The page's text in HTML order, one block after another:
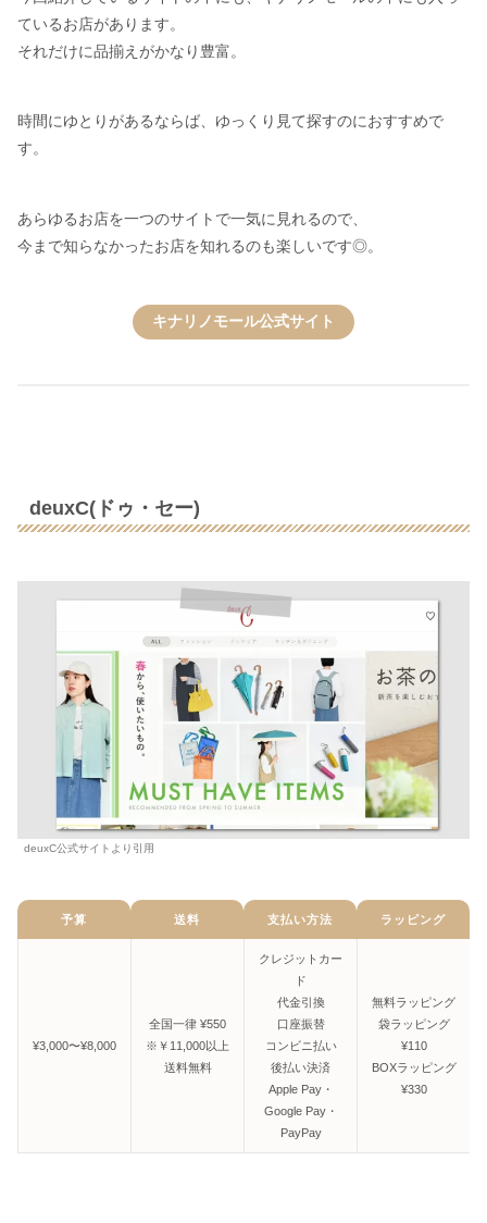
ているお店があります。
それだけに品揃えがかなり豊富。
時間にゆとりがあるならば、ゆっくり見て探すのにおすすめで
す。
あらゆるお店を一つのサイトで一気に見れるので、
今まで知らなかったお店を知れるのも楽しいです◎。
キナリノモール公式サイト
deuxC(ドゥ・セー)
deuxC公式サイトより引用
予算 送料 支払い方法 ラッピング
¥3,000〜¥8,000
全国一律 ¥550
※￥11,000以上
送料無料
クレジットカー
ド
代金引換
口座振替
コンビニ払い
後払い決済
Apple Pay・
Google Pay・
PayPay
無料ラッピング
袋ラッピング
¥110
BOXラッピング
¥330